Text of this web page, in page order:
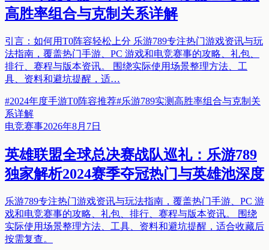
高胜率组合与克制关系详解
引言：如何用T0阵容轻松上分 乐游789专注热门游戏资讯与玩
法指南，覆盖热门手游、PC 游戏和电竞赛事的攻略、礼包、
排行、赛程与版本资讯。 围绕实际使用场景整理方法、工
具、资料和避坑提醒，适…
#2024年度手游T0阵容推荐#乐游789实测高胜率组合与克制关
系详解
电竞赛事2026年8月7日
英雄联盟全球总决赛战队巡礼：乐游789
独家解析2024赛季夺冠热门与英雄池深度
乐游789专注热门游戏资讯与玩法指南，覆盖热门手游、PC 游
戏和电竞赛事的攻略、礼包、排行、赛程与版本资讯。 围绕
实际使用场景整理方法、工具、资料和避坑提醒，适合收藏后
按需复查。